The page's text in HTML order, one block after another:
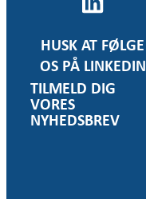
HUSK AT FØLGE
OS PÅ LINKEDIN
TILMELD DIG
VORES
NYHEDSBREV